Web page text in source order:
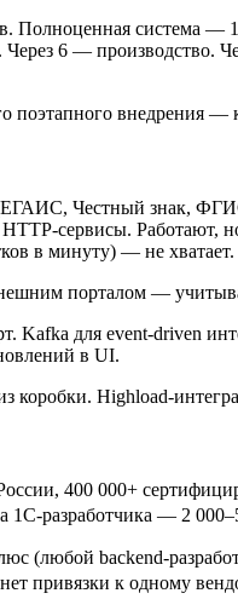
система —
Через 6 —
поэтапного внедрения —
Честный знак,
сервисы. Работают,
в минуту) — не хватает.
порталом —
Kafka для event-driven
в UI.
коробки. Highload-
400 000+
1С-разработчика — 2
(любой backend-
привязки к одному